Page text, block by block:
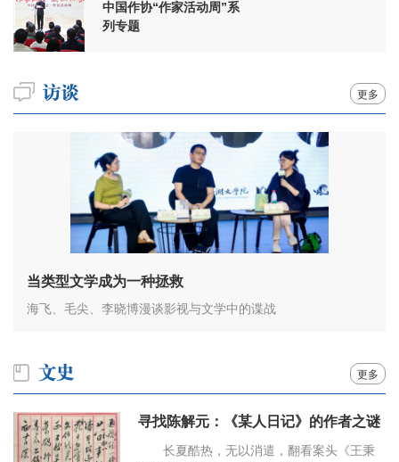
中国作协“作家活动周”系
列专题
更多
当类型文学成为一种拯救
海飞、毛尖、李晓博漫谈影视与文学中的谍战
更多
寻找陈解元：《某人日记》的作者之谜
长夏酷热，无以消遣，翻看案头《王秉